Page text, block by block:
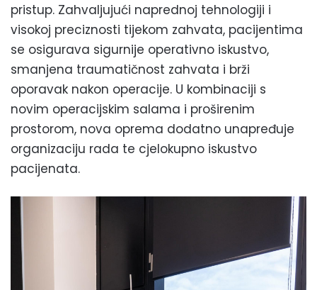
pristup. Zahvaljujući naprednoj tehnologiji i
visokoj preciznosti tijekom zahvata, pacijentima
se osigurava sigurnije operativno iskustvo,
smanjena traumatičnost zahvata i brži
oporavak nakon operacije. U kombinaciji s
novim operacijskim salama i proširenim
prostorom, nova oprema dodatno unapređuje
organizaciju rada te cjelokupno iskustvo
pacijenata.